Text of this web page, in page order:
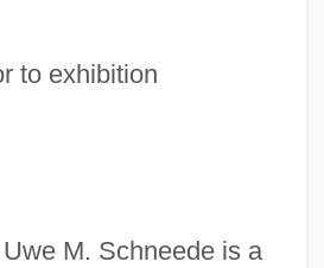
to exhibition
Uwe M. Schneede is a